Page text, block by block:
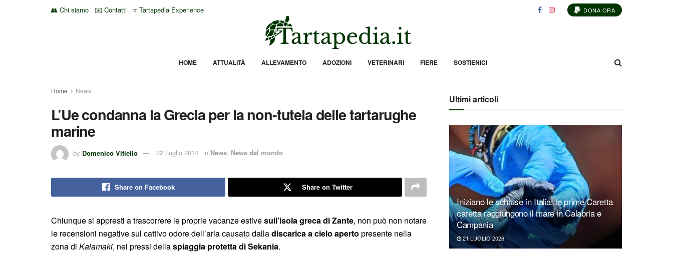
👥 Chi siamo ✉️ Contatti ⭐ Tartapedia Experience DONA ORA
HOME ATTUALITÀ ALLEVAMENTO ADOZIONI VETERINARI FIERE SOSTIENICI
Home News
L’Ue condanna la Grecia per la non-tutela delle tartarughe
marine
by Domenico Vitiello 22 Luglio 2014 in News, News dal mondo
Share on Facebook Share on Twitter
Chiunque si appresti a trascorrere le proprie vacanze estivesull’isola greca di Zante, non può non notare
le recensioni negative sul cattivo odore dell’aria causato dalladiscarica a cielo aperto presente nella
zona di Kalamaki, nei pressi dellaspiaggia protetta di Sekania.
Ultimi articoli
Iniziano le schiuse in Italia: le prime Caretta
caretta raggiungono il mare in Calabria e
Campania
21 LUGLIO 2026